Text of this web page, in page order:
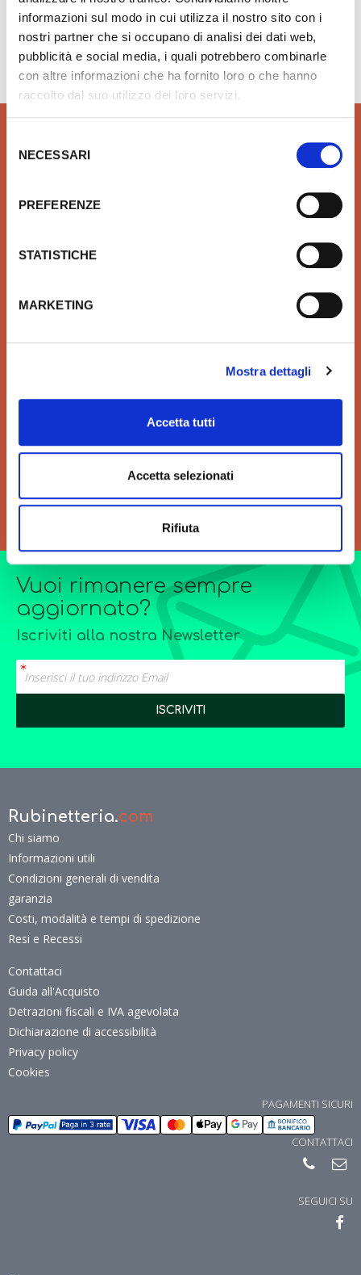
informazioni sul modo in cui utilizza il nostro sito con i
nostri partner che si occupano di analisi dei dati web,
pubblicità e social media, i quali potrebbero combinarle
con altre informazioni che ha fornito loro o che hanno
raccolto dal suo utilizzo dei loro servizi.
delNECESSARI
PREFERENZE
STATISTICHE
MARKETING
Mostra dettagli
Accetta tutti
Accetta selezionati
Rifiuta
Hai bisogno di aiuto?info@rubinetteria.com
dal Lunedì al Venerdì 8.30 - 12.00 / 13.30 - 18.00
marche in linea con le ultime
SICUREZZA
Affidiamo il tuo denaro e la
sistema più sicuro per
effettuare i pagamenti e per
regalarti un'esperienza unica
di acquisto.
l’elaborazione di offerte di
forniture particolarmente
Vuoi rimanere sempre
aggiornato?
Iscriviti alla nostra Newsletter
Rubinetteria.com
Chi siamo
Informazioni utili
Condizioni generali di vendita
garanzia
Costi, modalità e tempi di spedizione
Resi e Recessi
Contattaci
Guida all'Acquisto
Detrazioni fiscali e IVA agevolata
Dichiarazione di accessibilità
Privacy policy
Cookies
PAGAMENTI SICURI
CONTATTACI
SEGUICI SU